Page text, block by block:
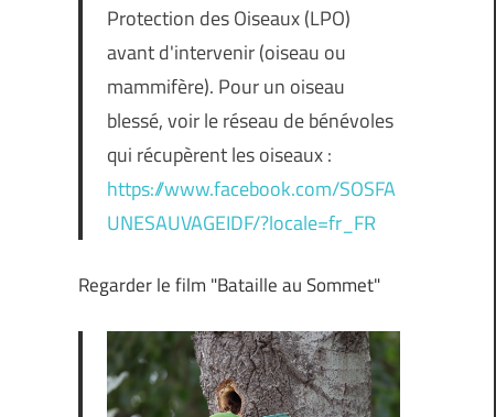
Protection des Oiseaux (LPO)
avant d'intervenir (oiseau ou
mammifère). Pour un oiseau
blessé, voir le réseau de bénévoles
qui récupèrent les oiseaux :
https://www.facebook.com/SOSFA
UNESAUVAGEIDF/?locale=fr_FR
Regarder le film "Bataille au Sommet"